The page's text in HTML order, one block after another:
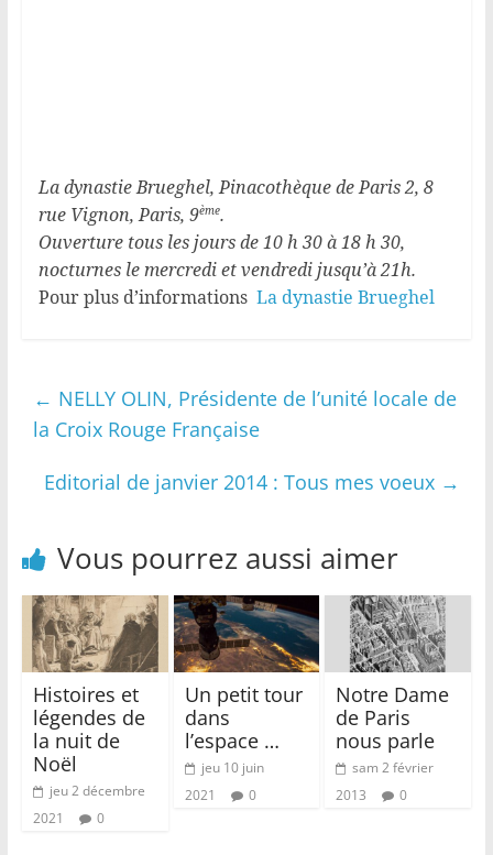
La dynastie Brueghel, Pinacothèque de Paris 2, 8
rue Vignon, Paris, 9ème.
Ouverture tous les jours de 10 h 30 à 18 h 30,
nocturnes le mercredi et vendredi jusqu’à 21h.
Pour plus d’informations La dynastie Brueghel
← NELLY OLIN, Présidente de l’unité locale de
la Croix Rouge Française
Editorial de janvier 2014 : Tous mes voeux →
Vous pourrez aussi aimer
Histoires et
légendes de
la nuit de
Noël
jeu 2 décembre
2021
0
Un petit tour
dans
l’espace …
jeu 10 juin
2021
0
Notre Dame
de Paris
nous parle
sam 2 février
2013
0